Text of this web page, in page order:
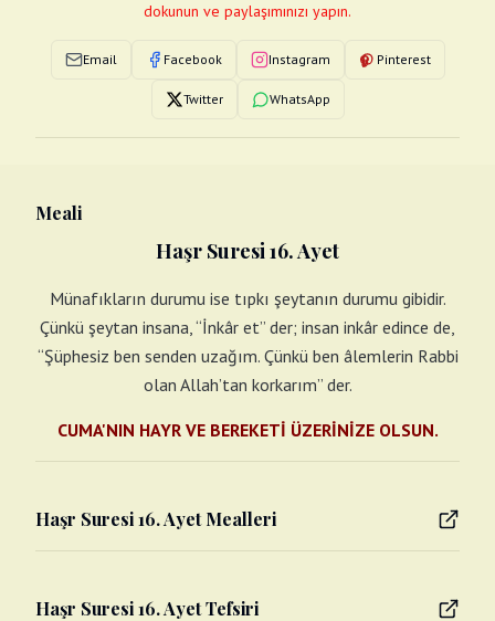
dokunun ve paylaşımınızı yapın.
Email Facebook Instagram Pinterest
Twitter WhatsApp
Meali
Haşr Suresi 16. Ayet
Münafıkların durumu ise tıpkı şeytanın durumu gibidir.
Çünkü şeytan insana, “İnkâr et” der; insan inkâr edince de,
“Şüphesiz ben senden uzağım. Çünkü ben âlemlerin Rabbi
olan Allah’tan korkarım” der.
CUMA'NIN HAYR VE BEREKETİ ÜZERİNİZE OLSUN.
Haşr Suresi 16. Ayet Mealleri
Haşr Suresi 16. Ayet Tefsiri